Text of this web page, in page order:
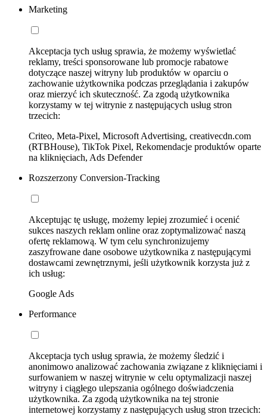
Marketing
Akceptacja tych usług sprawia, że możemy wyświetlać
reklamy, treści sponsorowane lub promocje rabatowe
dotyczące naszej witryny lub produktów w oparciu o
zachowanie użytkownika podczas przeglądania i zakupów
oraz mierzyć ich skuteczność. Za zgodą użytkownika
korzystamy w tej witrynie z następujących usług stron
trzecich:
Criteo, Meta-Pixel, Microsoft Advertising, creativecdn.com
(RTBHouse), TikTok Pixel, Rekomendacje produktów oparte
na kliknięciach, Ads Defender
Rozszerzony Conversion-Tracking
Akceptując tę usługę, możemy lepiej zrozumieć i ocenić
sukces naszych reklam online oraz zoptymalizować naszą
ofertę reklamową. W tym celu synchronizujemy
zaszyfrowane dane osobowe użytkownika z następującymi
dostawcami zewnętrznymi, jeśli użytkownik korzysta już z
ich usług:
Google Ads
Performance
Akceptacja tych usług sprawia, że możemy śledzić i
anonimowo analizować zachowania związane z kliknięciami i
surfowaniem w naszej witrynie w celu optymalizacji naszej
witryny i ciągłego ulepszania ogólnego doświadczenia
użytkownika. Za zgodą użytkownika na tej stronie
internetowej korzystamy z następujących usług stron trzecich: